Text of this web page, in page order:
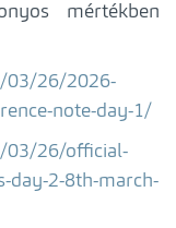
mértékben
03/26/2026-
note-day-1/
03/26/official-
day-2-8th-march-